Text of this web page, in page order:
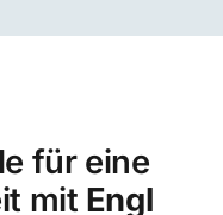
für eine
mit Engl